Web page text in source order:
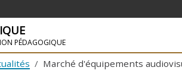
PÉDAGOGIQUE
Marché d'équipements